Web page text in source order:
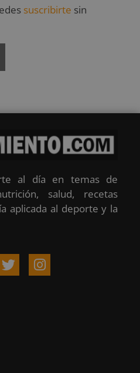
suscribirte sin
al día en temas de
salud, recetas
aplicada al deporte y la